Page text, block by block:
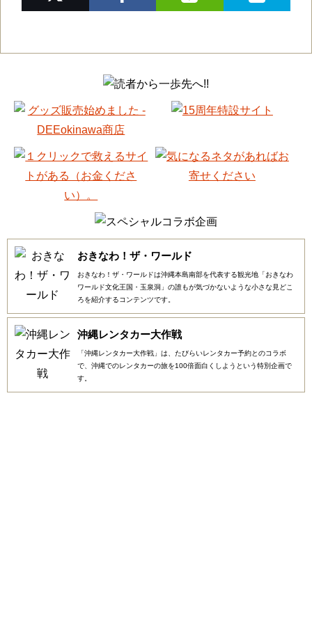
おきなわ！ザ・ワールド
おきなわ！ザ・ワールドは沖縄本島南部を代表する観光地「おきなわ
ワールド文化王国・玉泉洞」の誰もが気づかないような小さな見どこ
ろを紹介するコンテンツです。
沖縄レンタカー大作戦
「沖縄レンタカー大作戦」は、たびらいレンタカー予約とのコラボ
で、沖縄でのレンタカーの旅を100倍面白くしようという特別企画で
す。